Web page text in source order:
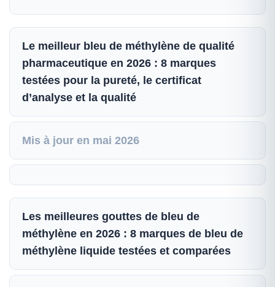
Le meilleur bleu de méthylène de qualité
pharmaceutique en 2026 : 8 marques
testées pour la pureté, le certificat
d’analyse et la qualité
Mis à jour en mai 2026
Les meilleures gouttes de bleu de
méthylène en 2026 : 8 marques de bleu de
méthylène liquide testées et comparées